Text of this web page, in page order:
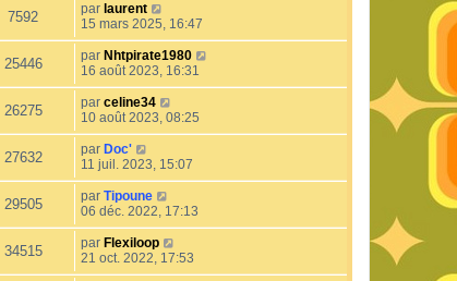
7592 par laurent
15 mars 2025, 16:47
25446 par Nhtpirate1980
16 août 2023, 16:31
26275 par celine34
10 août 2023, 08:25
27632 par Doc'
11 juil. 2023, 15:07
29505 par Tipoune
06 déc. 2022, 17:13
34515 par Flexiloop
21 oct. 2022, 17:53